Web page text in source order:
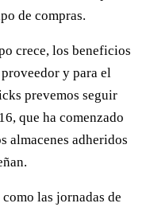
de compras.
crece, los beneficios
y para el
prevemos seguir
que ha comenzado
almacenes adheridos
las jornadas de